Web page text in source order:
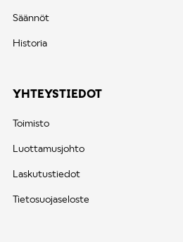
Säännöt
Historia
YHTEYSTIEDOT
Toimisto
Luottamusjohto
Laskutustiedot
Tietosuojaseloste